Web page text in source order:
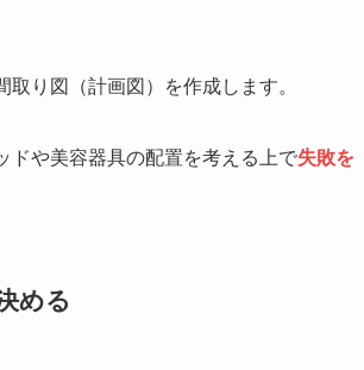
り図（計画図）を作成します。
ドや美容器具の配置を考える上で失敗を
める